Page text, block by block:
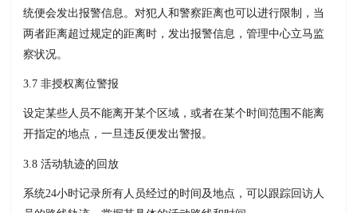
统便会发出报警信息。对犯人和警察距离也可以进行限制，当
两者距离超过规定的距离时，发出报警信息，管理中心立马监
察状况。
3.7 非授权离位警报
设定某些人员不能离开某个区域，或者在某个时间范围不能离
开指定的地点，一旦违反便发出警报。
3.8 活动轨迹的回放
系统24小时记录所有人员经过的时间及地点，可以跟踪回访人